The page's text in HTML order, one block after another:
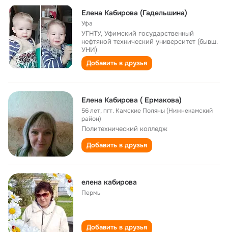
Елена Кабирова (Гадельшина)
Уфа
УГНТУ, Уфимский государственный
нефтяной технический университет (бывш.
УНИ)
Добавить в друзья
Елена Кабирова ( Ермакова)
56 лет,пгт. Камские Поляны (Нижнекамский
район)
Политехнический колледж
Добавить в друзья
елена кабирова
Пермь
Добавить в друзья